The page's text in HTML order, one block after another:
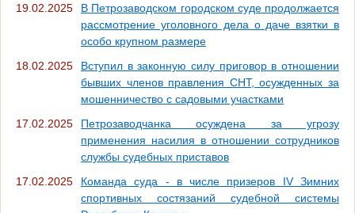
19.02.2025
В Петрозаводском городском суде продолжается
рассмотрение уголовного дела о даче взятки в
особо крупном размере
18.02.2025
Вступил в законную силу приговор в отношении
бывших членов правления СНТ, осужденных за
мошенничество с садовыми участками
17.02.2025
Петрозаводчанка осуждена за угрозу
применения насилия в отношении сотрудников
службы судебных приставов
17.02.2025
Команда суда - в числе призеров IV Зимних
спортивных состязаний судебной системы